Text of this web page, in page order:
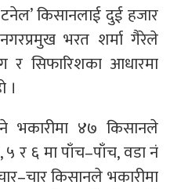
किसानलाई दुई हजार
भरत शर्मा गैरेले
र सिफारिशका आधारमा
।
भकारीमा ४७ किसानले
र ६ मा पाँच–पाँच, वडा नं
किसानले भकारीमा